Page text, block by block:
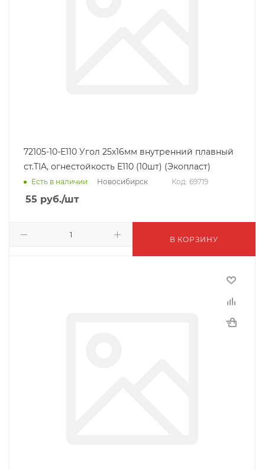
72105-10-E110 Угол 25х16мм внутренний плавный
ст.TIA, огнестойкость E110 (10шт) (Экопласт)
Есть в наличии Новосибирск Код: 69719
55 руб./шт
В КОРЗИНУ